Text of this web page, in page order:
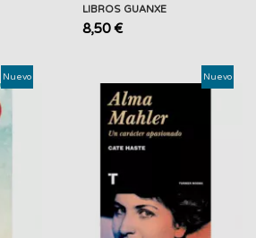
LIBROS GUANXE
8,50 €
Nuevo Nuevo